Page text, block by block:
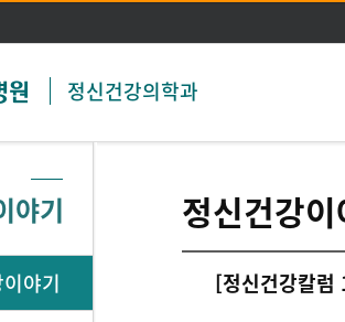
주메뉴 바로가기
본문 바로가기
정신건강의학과
야기
야기
정신건강
[정신건강칼럼